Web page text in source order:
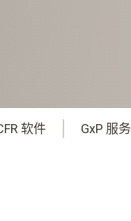
软件 GxP 服务